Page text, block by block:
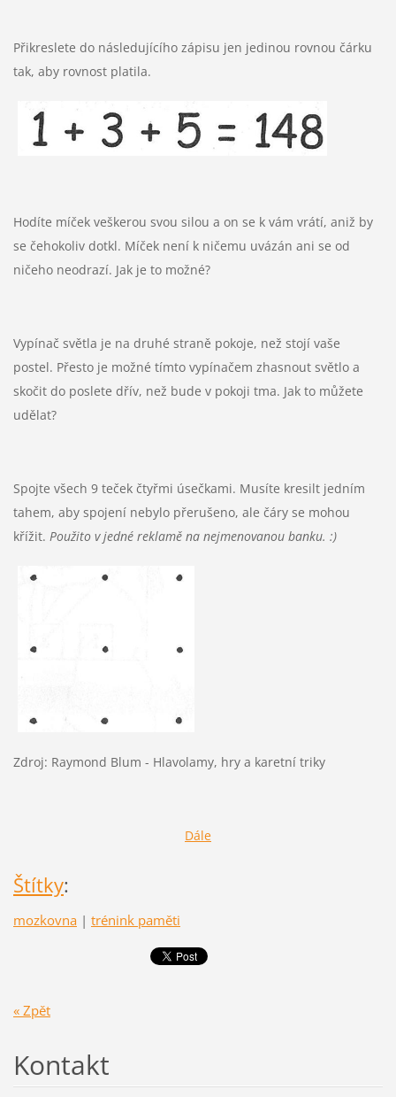
Přikreslete do následujícího zápisu jen jedinou rovnou čárku
tak, aby rovnost platila.
Hodíte míček veškerou svou silou a on se k vám vrátí, aniž by
se čehokoliv dotkl. Míček není k ničemu uvázán ani se od
ničeho neodrazí. Jak je to možné?
Vypínač světla je na druhé straně pokoje, než stojí vaše
postel. Přesto je možné tímto vypínačem zhasnout světlo a
skočit do poslete dřív, než bude v pokoji tma. Jak to můžete
udělat?
Spojte všech 9 teček čtyřmi úsečkami. Musíte kresilt jedním
tahem, aby spojení nebylo přerušeno, ale čáry se mohou
křížit. Použito v jedné reklamě na nejmenovanou banku. :)
Zdroj: Raymond Blum - Hlavolamy, hry a karetní triky
Dále
Štítky:
mozkovna | trénink paměti
« Zpět
Kontakt